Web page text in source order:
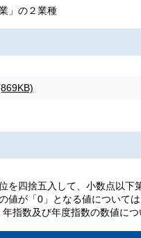
」の２業種
を四捨五入して、小数点以下
が「0」となる値については
数及び年度指数の数値につ